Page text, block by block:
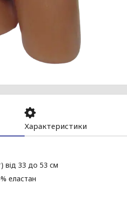
Характеристики
від 33 до 53 см
еластан